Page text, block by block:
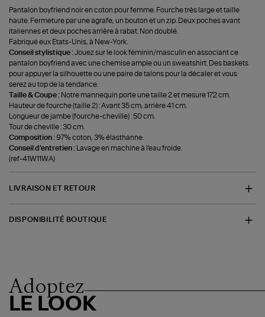
Pantalon boyfriend noir en coton pour femme. Fourche très large et taille
haute. Fermeture par une agrafe, un bouton et un zip. Deux poches avant
italiennes et deux poches arrière à rabat. Non doublé.
Fabriqué eux Etats-Unis, à New-York.
Conseil stylistique :Jouez sur le look féminin/masculin en associant ce
pantalon boyfriend avec une chemise ample ou un sweatshirt. Des baskets
pour appuyer la silhouette ou une paire de talons pour la décaler et vous
serez au top de la tendance.
Taille & Coupe : Notre mannequin porte une taille 2 et mesure 172 cm.
Hauteur de fourche (taille 2) : Avant 35 cm, arrière 41 cm.
Longueur de jambe (fourche-cheville) : 50 cm.
Tour de cheville : 30 cm.
Composition : 97% coton, 3% élasthanne.
Conseil d'entretien :
Lavage en machine à l'eau froide.
(ref-41W11WA)
LIVRAISON ET RETOUR
DISPONIBILITÉ BOUTIQUE
Adoptez
LE LOOK